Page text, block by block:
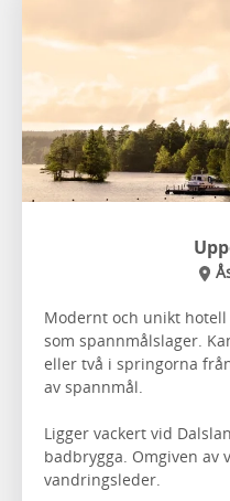
Modernt och unikt
som spannmålslager.
eller två i springorna
av spannmål.
Ligger vackert vid
badbrygga. Omgiven av
vandringsleder.